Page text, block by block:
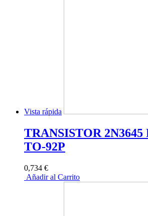
Vista rápida
TRANSISTOR 2N3645
TO-92P
0,734 €
Añadir al Carrito